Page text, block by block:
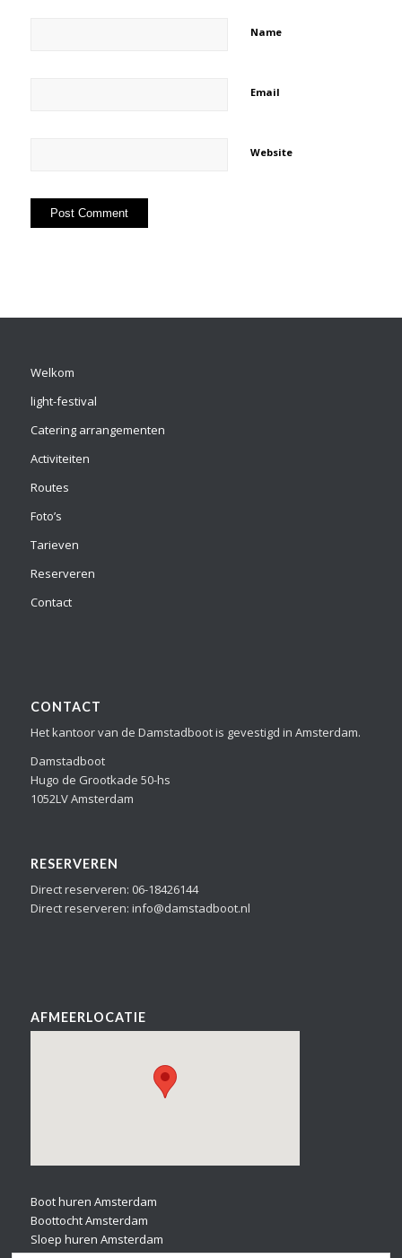
Name
Email
Website
Welkom
light-festival
Catering arrangementen
Activiteiten
Routes
Foto’s
Tarieven
Reserveren
Contact
CONTACT
Het kantoor van de Damstadboot is gevestigd in Amsterdam.
Damstadboot
Hugo de Grootkade 50-hs
1052LV Amsterdam
RESERVEREN
Direct reserveren: 06-18426144
Direct reserveren: info@damstadboot.nl
AFMEERLOCATIE
Boot huren Amsterdam
Boottocht Amsterdam
Sloep huren Amsterdam